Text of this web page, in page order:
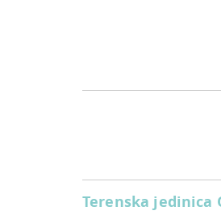
Terenska jedinica